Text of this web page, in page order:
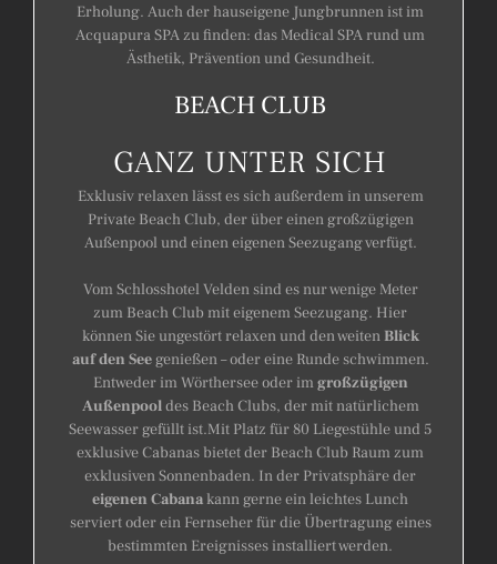
Erholung. Auch der hauseigene Jungbrunnen ist im
Acquapura SPA zu finden: das Medical SPA rund um
Ästhetik, Prävention und Gesundheit.
BEACH CLUB
GANZ UNTER SICH
Exklusiv relaxen lässt es sich außerdem in unserem
Private Beach Club, der über einen großzügigen
Außenpool und einen eigenen Seezugang verfügt.
Vom Schlosshotel Velden sind es nur wenige Meter
zum Beach Club mit eigenem Seezugang. Hier
können Sie ungestört relaxen und den weitenBlick
auf den Seegenießen – oder eine Runde schwimmen.
Entweder im Wörthersee oder imgroßzügigen
Außenpooldes Beach Clubs, der mit natürlichem
Seewasser gefüllt ist.Mit Platz für 80 Liegestühle und 5
exklusive Cabanas bietet der Beach Club Raum zum
exklusiven Sonnenbaden. In der Privatsphäre der
eigenen Cabana kann gerne ein leichtes Lunch
serviert oder ein Fernseher für die Übertragung eines
bestimmten Ereignisses installiert werden.